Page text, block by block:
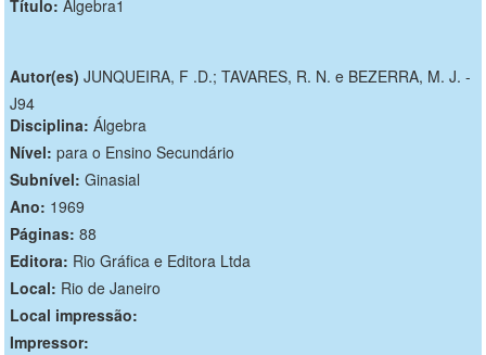
Título: Álgebra1
Autor(es) JUNQUEIRA, F .D.; TAVARES, R. N. e BEZERRA, M. J. -
J94
Disciplina: Álgebra
Nível: para o Ensino Secundário
Subnível: Ginasial
Ano: 1969
Páginas: 88
Editora: Rio Gráfica e Editora Ltda
Local: Rio de Janeiro
Local impressão:
Impressor: